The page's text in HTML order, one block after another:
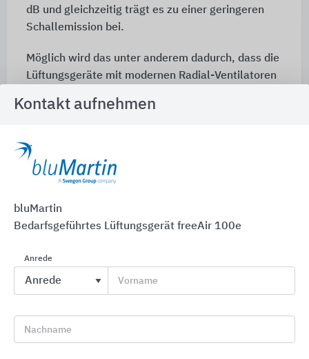
dB und gleichzeitig trägt es zu einer geringeren
Schallemission bei.
Möglich wird das unter anderem dadurch, dass die
Lüftungsgeräte mit modernen Radial-Ventilatoren
Eigenschaften wurden ebenso wie die geringe
(PfB) belegt.
bluHome Connect Controller
Kontakt aufnehmen
bluMartin
Bedarfsgeführtes Lüftungsgerät freeAir 100e
Anrede
Vorname
Nachname